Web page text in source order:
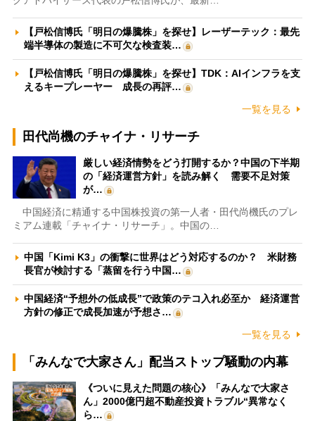
【戸松信博氏「明日の爆騰株」を探せ】レーザーテック：最先
端半導体の製造に不可欠な検査装…
【戸松信博氏「明日の爆騰株」を探せ】TDK：AIインフラを支
えるキープレーヤー 成長の再評…
一覧を見る
田代尚機のチャイナ・リサーチ
厳しい経済情勢をどう打開するか？中国の下半期
の「経済運営方針」を読み解く 需要不足対策
が…
中国経済に精通する中国株投資の第一人者・田代尚機氏のプレ
ミアム連載「チャイナ・リサーチ」。中国の…
中国「Kimi K3」の衝撃に世界はどう対応するのか？ 米財務
長官が検討する「蒸留を行う中国…
中国経済“予想外の低成長”で政策のテコ入れ必至か 経済運営
方針の修正で成長加速が予想さ…
一覧を見る
「みんなで大家さん」配当ストップ騒動の内幕
《ついに見えた問題の核心》「みんなで大家さ
ん」2000億円超不動産投資トラブル“異常なく
ら…